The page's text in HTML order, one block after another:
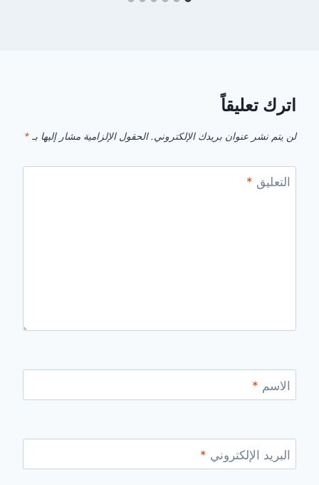
اترك تعليقاً
لن يتم نشر عنوان بريدك الإلكتروني. الحقول الإلزامية مشار إليها بـ *
التعليق *
الاسم *
البريد الإلكتروني *